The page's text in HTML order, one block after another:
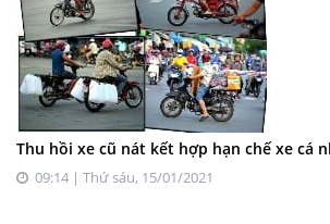
Thu hồi xe cũ nát kết hợp hạn chế xe cá
09:14 | Thứ sáu, 15/01/2021